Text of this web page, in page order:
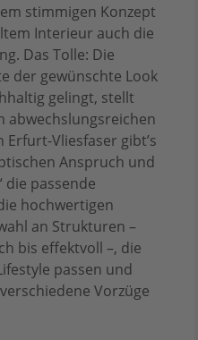
stimmigen Konzept
Interieur auch die
Das Tolle: Die
der gewünschte Look
gelingt, stellt
abwechslungsreichen
Vliesfaser gibt’s
Anspruch und
die passende
hochwertigen
an Strukturen –
bis effektvoll –, die
passen und
Vorzüge